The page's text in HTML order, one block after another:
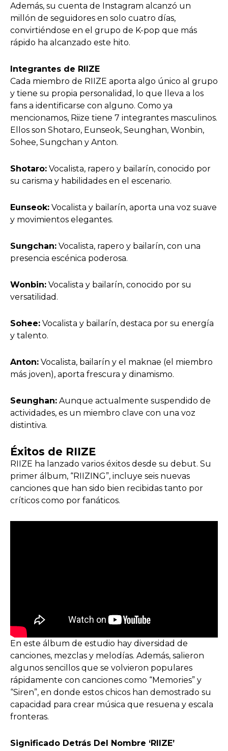
Además, su cuenta de Instagram alcanzó un
millón de seguidores en solo cuatro días,
convirtiéndose en el grupo de K-pop que más
rápido ha alcanzado este hito.
Integrantes de RIIZE
Cada miembro de RIIZE aporta algo único al grupo
y tiene su propia personalidad, lo que lleva a los
fans a identificarse con alguno. Como ya
mencionamos, Riize tiene 7 integrantes masculinos.
Ellos son Shotaro, Eunseok, Seunghan, Wonbin,
Sohee, Sungchan y Anton.
Shotaro: Vocalista, rapero y bailarín, conocido por
su carisma y habilidades en el escenario.
Eunseok: Vocalista y bailarín, aporta una voz suave
y movimientos elegantes.
Sungchan: Vocalista, rapero y bailarín, con una
presencia escénica poderosa.
Wonbin: Vocalista y bailarín, conocido por su
versatilidad.
Sohee: Vocalista y bailarín, destaca por su energía
y talento.
Anton: Vocalista, bailarín y el maknae (el miembro
más joven), aporta frescura y dinamismo.
Seunghan: Aunque actualmente suspendido de
actividades, es un miembro clave con una voz
distintiva.
Éxitos de RIIZE
RIIZE ha lanzado varios éxitos desde su debut. Su
primer álbum, “RIIZING”, incluye seis nuevas
canciones que han sido bien recibidas tanto por
críticos como por fanáticos.
En este álbum de estudio hay diversidad de
canciones, mezclas y melodías. Además, salieron
algunos sencillos que se volvieron populares
rápidamente con canciones como “Memories” y
“Siren”, en donde estos chicos han demostrado su
capacidad para crear música que resuena y escala
fronteras.
Significado Detrás Del Nombre ‘RIIZE’